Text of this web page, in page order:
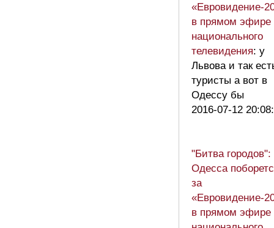
«Евровидение-
в прямом эфире
национального
телевидения: у
Львова и так
туристы а вот в
Одессу бы
2016-07-12
"Битва городов":
Одесса
за
«Евровидение-
в прямом эфире